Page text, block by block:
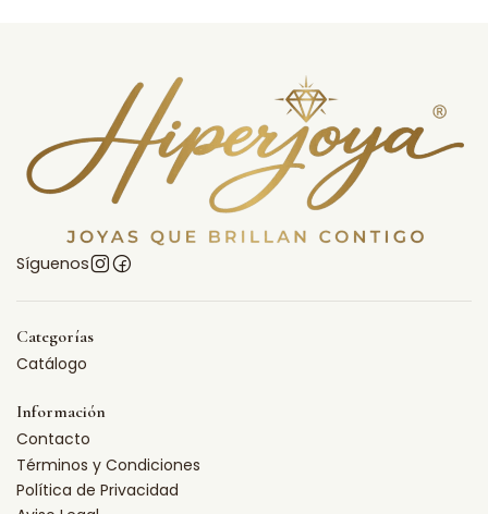
Síguenos
Categorías
Catálogo
Información
Contacto
Términos y Condiciones
Política de Privacidad